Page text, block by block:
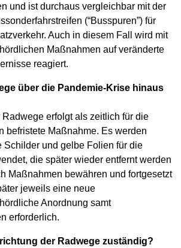
und ist durchaus vergleichbar mit der
(“Busspuren”) für
Auch in diesem Fall wird mit
Maßnahmen auf veränderte
reagiert.
über die Pandemie-Krise hinaus
Radwege erfolgt als zeitlich für die
befristete Maßnahme. Es werden
Schilder und gelbe Folien für die
die später wieder entfernt werden
Maßnahmen bewähren und fortgesetzt
jeweils eine neue
Anordnung samt
erforderlich.
der Radwege zuständig?